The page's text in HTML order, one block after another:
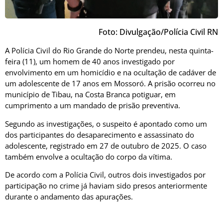
Foto: Divulgação/Polícia Civil RN
A Polícia Civil do Rio Grande do Norte prendeu, nesta quinta-
feira (11), um homem de 40 anos investigado por
envolvimento em um homicídio e na ocultação de cadáver de
um adolescente de 17 anos em Mossoró. A prisão ocorreu no
município de Tibau, na Costa Branca potiguar, em
cumprimento a um mandado de prisão preventiva.
Segundo as investigações, o suspeito é apontado como um
dos participantes do desaparecimento e assassinato do
adolescente, registrado em 27 de outubro de 2025. O caso
também envolve a ocultação do corpo da vítima.
De acordo com a Polícia Civil, outros dois investigados por
participação no crime já haviam sido presos anteriormente
durante o andamento das apurações.